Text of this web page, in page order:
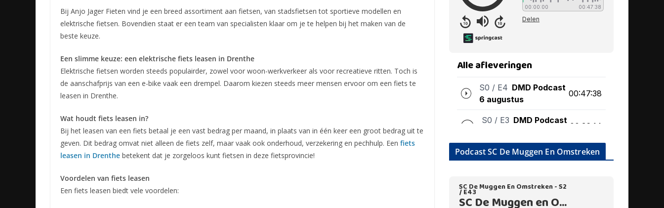
Bij Anjo Jager Fieten vind je een breed assortiment aan fietsen, van stadsfietsen tot sportieve modellen en
elektrische fietsen. Bovendien staat er een team van specialisten klaar om je te helpen bij het maken van de
beste keuze.
Een slimme keuze: een elektrische fiets leasen in Drenthe
Elektrische fietsen worden steeds populairder, zowel voor woon-werkverkeer als voor recreatieve ritten. Toch is
de aanschafprijs van een e-bike vaak een drempel. Daarom kiezen steeds meer mensen ervoor om een fiets te
leasen in Drenthe.
Wat houdt fiets leasen in?
Bij het leasen van een fiets betaal je een vast bedrag per maand, in plaats van in één keer een groot bedrag uit te
geven. Dit bedrag omvat niet alleen de fiets zelf, maar vaak ook onderhoud, verzekering en pechhulp. Een fiets
leasen in Drenthe betekent dat je zorgeloos kunt fietsen in deze fietsprovincie!
Voordelen van fiets leasen
Een fiets leasen biedt vele voordelen:
Podcast SC De Muggen En Omstreken